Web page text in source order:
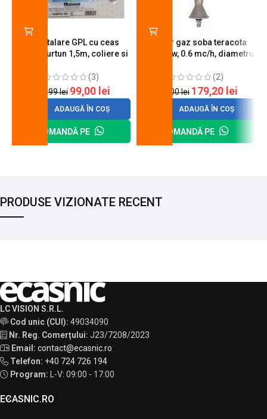
Kit instalare GPL cu ceas
butelie, furtun 1,5m, coliere si
(3)
120,99lei 99,00 lei
ADAUGĂ ÎN COȘ
COMANDĂ PE
Arzator gaz soba teracota
A600, 6 kw, 0.6 mc/h, diametru
(2)
200,00lei 179,20 lei
ADAUGĂ ÎN COȘ
COMANDĂ PE
PRODUSE VIZIONATE RECENT
LC VISION S.R.L.
Cod unic (CUI): 49034090
Nr. Reg. Comerțului: J23/7208/2023
Email: contact@ecasnic.ro
Telefon: +40 724 726 194
Program:
L-V: 09:00 - 17:00
ECASNIC.RO